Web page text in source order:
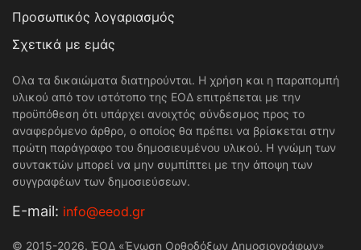
Προσωπικός λογαριασμός
Σχετικά με εμάς
Ολα τα δικαιώματα διατηρούνται. Η χρήση και η παραπομπή
υλικού από τον ιστότοπο της ΕΟΔ επιτρέπεται με την
προϋπόθεση ότι υπάρχει ανοιχτός σύνδεσμος προς το
αναφερόμενο άρθρο, ο οποίος θα πρέπει να βρίσκεται στην
πρώτη παράγραφο του δημοσιευμένου υλικού. Η γνώμη των
συντακτών μπορεί να μην συμπίπτει με την άποψη των
συγγραφέων των δημοσιεύσεων.
Е-mail: info@eeod.gr
© 2015-2026. ΈΟΔ «Ένωση Ορθοδόξων Δημοσιογράφων»